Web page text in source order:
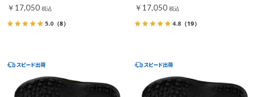
￥17,050 税込
5.0 （8）
￥17,050 税込
4.8 （19）